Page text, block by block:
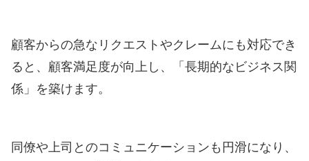
顧客からの急なリクエストやクレームにも対応でき
ると、顧客満足度が向上し、「長期的なビジネス関
係」を築けます。
同僚や上司とのコミュニケーションも円滑になり、